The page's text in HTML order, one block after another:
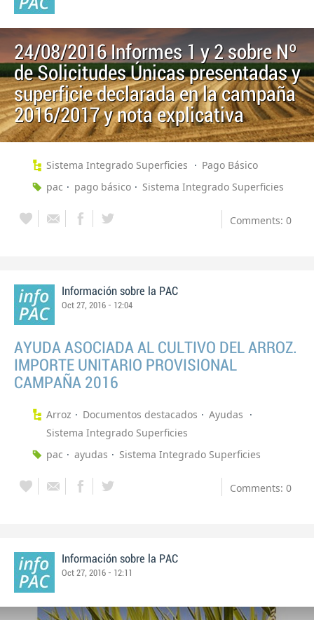
24/08/2016 Informes 1 y 2 sobre Nº
de Solicitudes Únicas presentadas y
superficie declarada en la campaña
2016/2017 y nota explicativa
Sistema Integrado Superficies
Pago Básico
pac
pago básico Sistema Integrado Superficies
Comments: 0
Información sobre la PAC
Oct 27, 2016 - 12:04
AYUDA ASOCIADA AL CULTIVO DEL ARROZ.
IMPORTE UNITARIO PROVISIONAL
CAMPAÑA 2016
Arroz Documentos destacados
Ayudas
Sistema Integrado Superficies
pac
ayudas Sistema Integrado Superficies
Comments: 0
Información sobre la PAC
Oct 27, 2016 - 12:11